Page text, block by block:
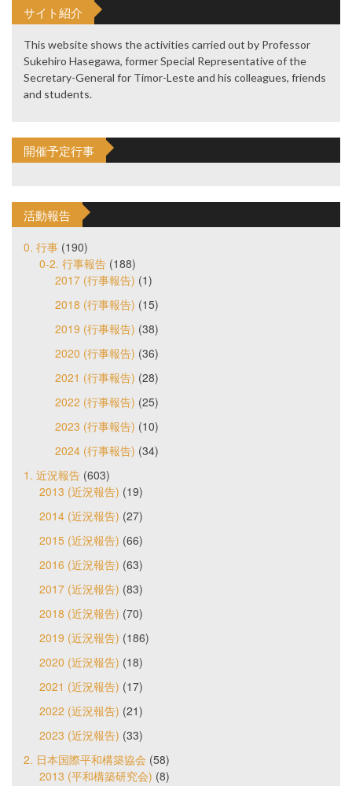
サイト紹介
This website shows the activities carried out by Professor
Sukehiro Hasegawa, former Special Representative of the
Secretary-General for Timor-Leste and his colleagues, friends
and students.
開催予定行事
活動報告
0. 行事 (190)
0-2. 行事報告 (188)
2017 (行事報告) (1)
2018 (行事報告) (15)
2019 (行事報告) (38)
2020 (行事報告) (36)
2021 (行事報告) (28)
2022 (行事報告) (25)
2023 (行事報告) (10)
2024 (行事報告) (34)
1. 近況報告 (603)
2013 (近況報告) (19)
2014 (近況報告) (27)
2015 (近況報告) (66)
2016 (近況報告) (63)
2017 (近況報告) (83)
2018 (近況報告) (70)
2019 (近況報告) (186)
2020 (近況報告) (18)
2021 (近況報告) (17)
2022 (近況報告) (21)
2023 (近況報告) (33)
2. 日本国際平和構築協会 (58)
2013 (平和構築研究会) (8)